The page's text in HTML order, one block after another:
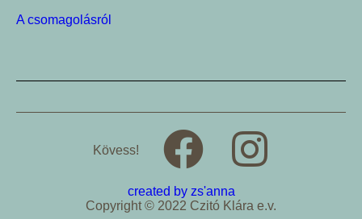
A csomagolásról
Copyright © 2022 Czitó Klára e.v.
created by zs'anna
Kövess!